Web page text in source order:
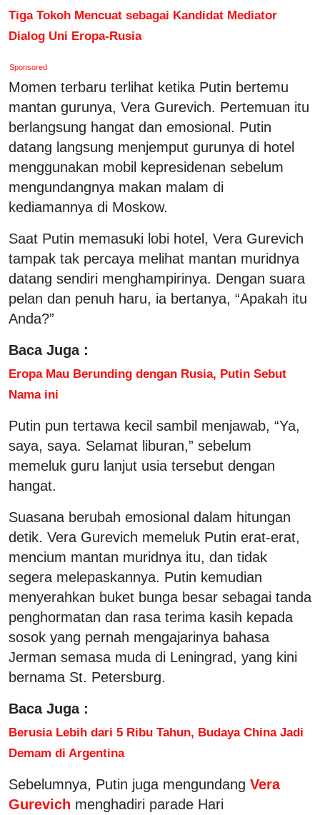
Tiga Tokoh Mencuat sebagai Kandidat Mediator
Dialog Uni Eropa-Rusia
Sponsored
Momen terbaru terlihat ketika Putin bertemu
mantan gurunya, Vera Gurevich. Pertemuan itu
berlangsung hangat dan emosional. Putin
datang langsung menjemput gurunya di hotel
menggunakan mobil kepresidenan sebelum
mengundangnya makan malam di
kediamannya di Moskow.
Saat Putin memasuki lobi hotel, Vera Gurevich
tampak tak percaya melihat mantan muridnya
datang sendiri menghampirinya. Dengan suara
pelan dan penuh haru, ia bertanya, “Apakah itu
Anda?”
Baca Juga :
Eropa Mau Berunding dengan Rusia, Putin Sebut
Nama ini
Putin pun tertawa kecil sambil menjawab, “Ya,
saya, saya. Selamat liburan,” sebelum
memeluk guru lanjut usia tersebut dengan
hangat.
Suasana berubah emosional dalam hitungan
detik. Vera Gurevich memeluk Putin erat-erat,
mencium mantan muridnya itu, dan tidak
segera melepaskannya. Putin kemudian
menyerahkan buket bunga besar sebagai tanda
penghormatan dan rasa terima kasih kepada
sosok yang pernah mengajarinya bahasa
Jerman semasa muda di Leningrad, yang kini
bernama St. Petersburg.
Baca Juga :
Berusia Lebih dari 5 Ribu Tahun, Budaya China Jadi
Demam di Argentina
Sebelumnya, Putin juga mengundang Vera
Gurevich menghadiri parade Hari